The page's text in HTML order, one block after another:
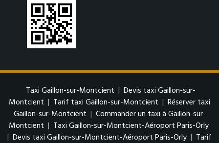
Taxi Gaillon-sur-Montcient | Devis taxi Gaillon-sur-
Montcient | Tarif taxi Gaillon-sur-Montcient | Réserver taxi
Gaillon-sur-Montcient | Commander un taxi à Gaillon-sur-
Montcient | Taxi Gaillon-sur-Montcient-Aéroport Paris-Orly
| Devis taxi Gaillon-sur-Montcient-Aéroport Paris-Orly | Tarif